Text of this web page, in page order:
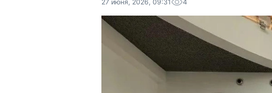
27 июня, 2026, 09:31 4